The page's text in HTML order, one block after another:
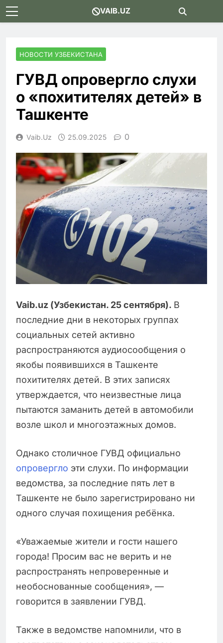
Skip
to
VAIB.UZ
НОВОСТИ УЗБЕКИСТАНА
ГУВД опровергло слухи
о «похитителях детей» в
Ташкенте
Vaib.uz 25.09.2025 0
Vaib.uz (Узбекистан. 25 сентября). В
последние дни в некоторых группах
социальных сетей активно
распространяются аудиосообщения о
якобы появившихся в Ташкенте
похитителях детей. В этих записях
утверждается, что неизвестные лица
пытаются заманить детей в автомобили
возле школ и многоэтажных домов.
Однако столичное ГУВД официально
опровергло эти слухи. По информации
ведомства, за последние пять лет в
Ташкенте не было зарегистрировано ни
одного случая похищения ребёнка.
«Уважаемые жители и гости нашего
города! Просим вас не верить и не
распространять непроверенные и
необоснованные сообщения», —
говорится в заявлении ГУВД.
Также в ведомстве напомнили, что в